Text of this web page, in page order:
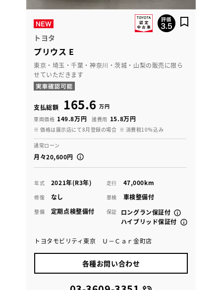
トヨタ
プリウス E
東京・埼玉・千葉・神奈川・茨城・山梨の販売に限ら
せていただきます
支払総額 165.6 万円
車両価格 149.8万円 諸費用 15.8万円
※ 価格は展示店にて8月登録の場合 ※ 消費税10％込み
通常ローン
月々20,600円
年式 2021年(R3年) 走行 47,000km
修復 なし 車検 車検整備付
整備 定期点検整備付 保証
ロングラン保証付
ハイブリッド保証付
トヨタモビリティ東京 Ｕ－Ｃａｒ金町店
各種お問い合わせ